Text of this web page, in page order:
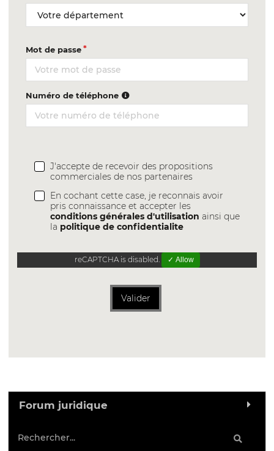
Mot de passe
Numéro de téléphone
J'accepte de recevoir des propositions
commerciales de nos partenaires
En cochant cette case, je reconnais avoir
pris connaissance et accepter les
conditions générales d'utilisation ainsi que
la politique de confidentialite
reCAPTCHA is disabled. ✓ Allow
Valider
Forum juridique